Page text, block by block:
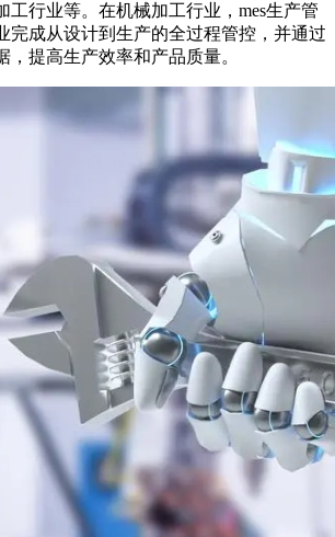
工行业等。在机械加工行业，mes生产管
完成从设计到生产的全过程管控，并通过
，提高生产效率和产品质量。